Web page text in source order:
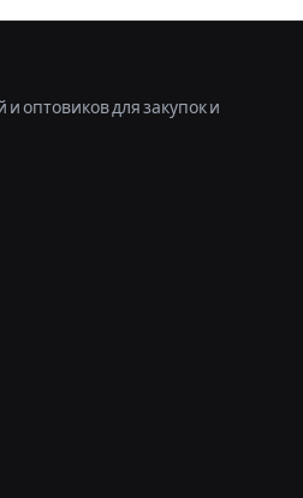
оптовиков для закупок и